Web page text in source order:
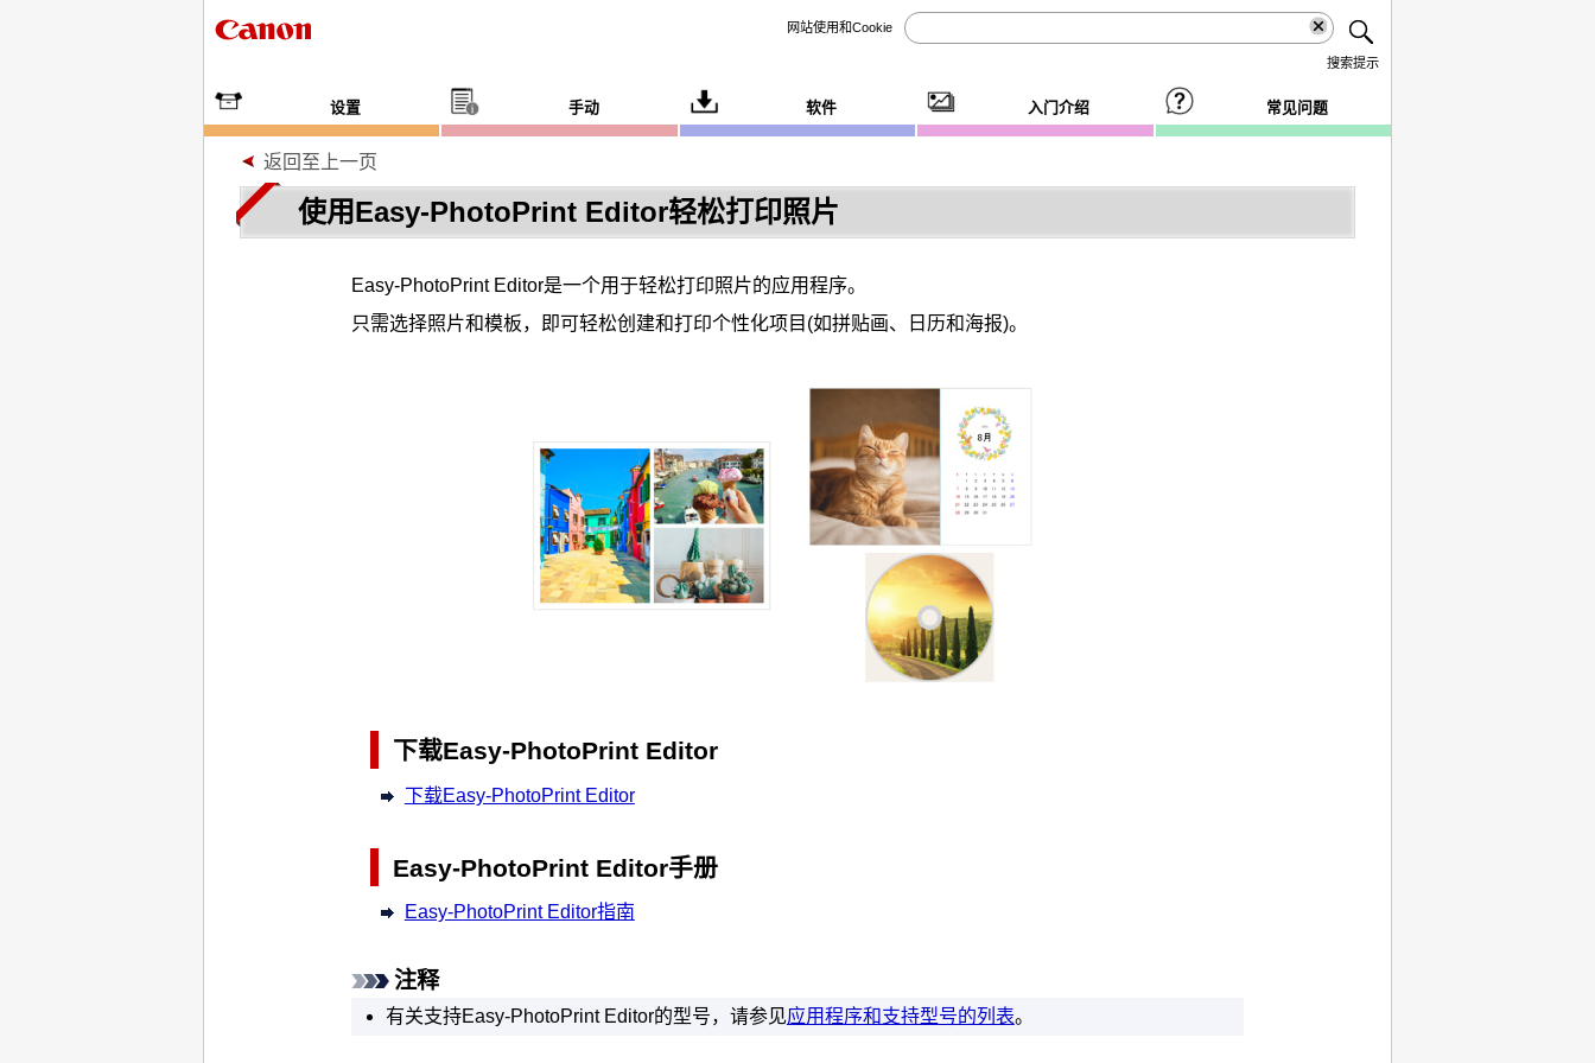
网站使用和Cookie
搜索提示
设置 手动 软件 入门介绍 常见问题
返回至上一页
使用Easy-PhotoPrint Editor轻松打印照片
Easy-PhotoPrint Editor是一个用于轻松打印照片的应用程序。
只需选择照片和模板，即可轻松创建和打印个性化项目(如拼贴画、日历和海报)。
下载Easy-PhotoPrint Editor
下载Easy-PhotoPrint Editor
Easy-PhotoPrint Editor手册
Easy-PhotoPrint Editor指南
注释
有关支持Easy-PhotoPrint Editor的型号，请参见应用程序和支持型号的列表。